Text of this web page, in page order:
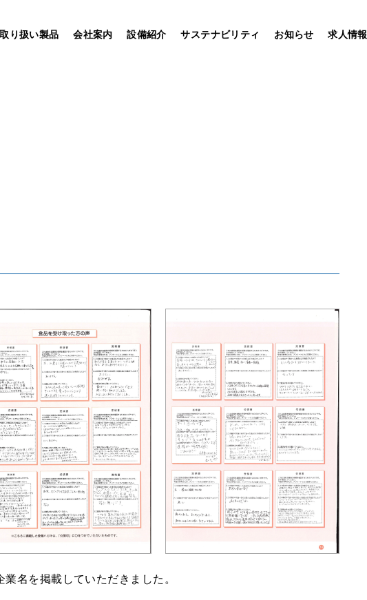
取り扱い製品 会社案内 設備紹介 サステナビリティ お知らせ 求人情報
名を掲載していただきました。